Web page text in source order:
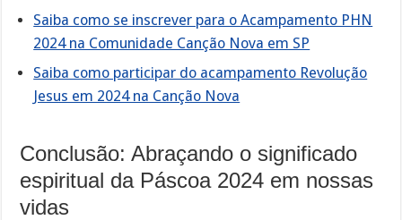
Saiba como se inscrever para o Acampamento PHN
2024 na Comunidade Canção Nova em SP
Saiba como participar do acampamento Revolução
Jesus em 2024 na Canção Nova
Conclusão: Abraçando o significado
espiritual da Páscoa 2024 em nossas
vidas